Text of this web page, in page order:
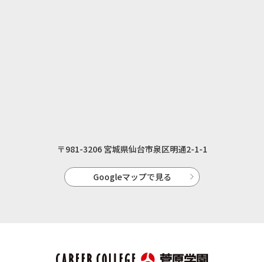
〒981-3206 宮城県仙台市泉区明通2-1-1
Googleマップで見る